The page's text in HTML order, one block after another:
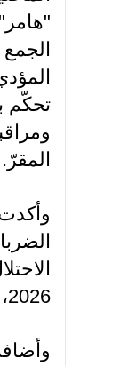
تحكّم
المقرّ.
2026، إلى إخلاء مبنى المقرّ.